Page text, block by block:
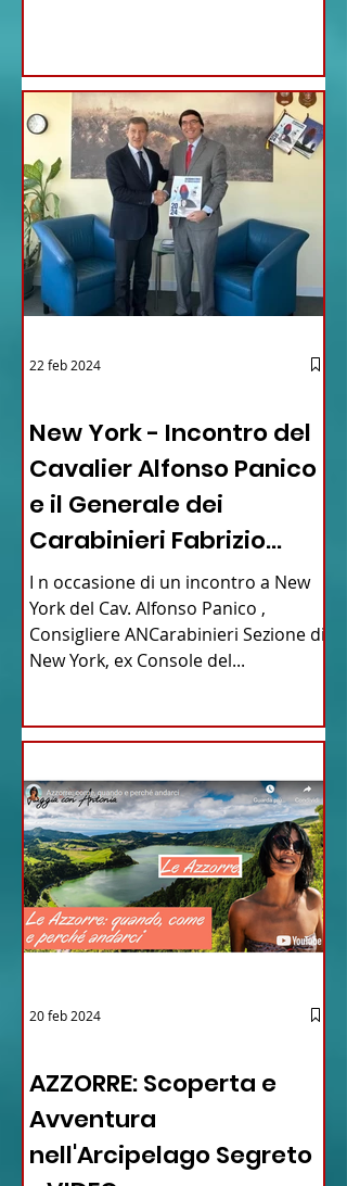
New York - Incontro del
Cavalier Alfonso Panico
e il Generale dei
Carabinieri Fabrizio
Parrulli
I n occasione di un incontro a New
York del Cav. Alfonso Panico ,
Consigliere ANCarabinieri Sezione di
New York, ex Console del...
22 feb 2024
AZZORRE: Scoperta e
Avventura
nell'Arcipelago Segreto
20 feb 2024